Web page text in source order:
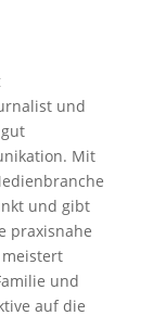
und
Mit
und gibt
praxisnahe
und
auf die